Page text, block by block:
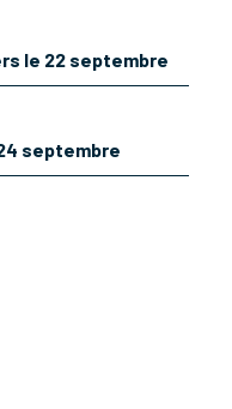
le 22 septembre
septembre